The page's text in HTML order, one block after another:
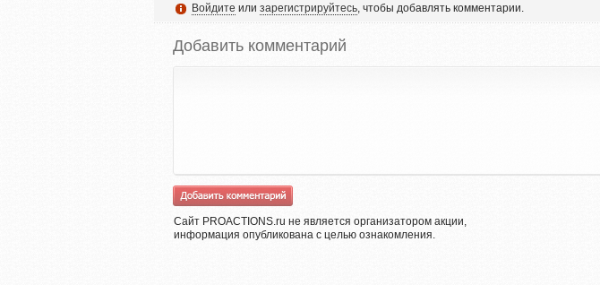
Войдите или зарегистрируйтесь, чтобы добавлять комментарии.
Добавить комментарий
Сайт PROACTIONS.ru не является организатором акции,
информация опубликована с целью ознакомления.